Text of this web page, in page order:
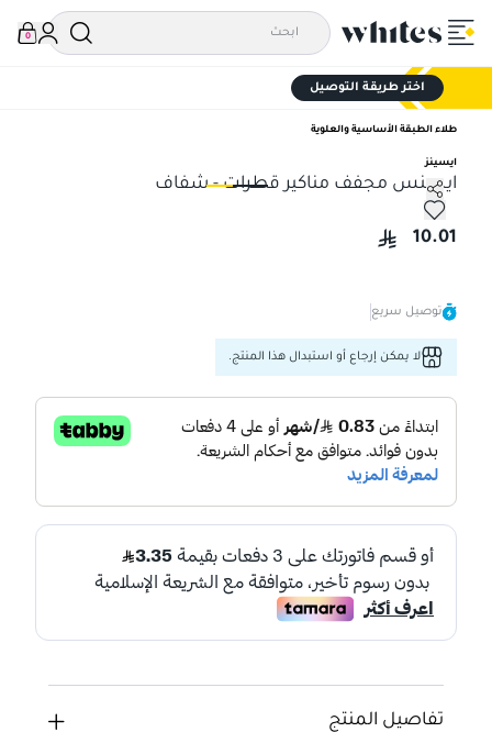
0
اختر طريقة التوصيل
طلاء الطبقة الأساسية والعلوية
ايسينز
ايسنس مجفف مناكير قطرات - شفاف
ايسنس مجفف مناكير قطرات - شفاف
10.01
توصيل سريع
لا يمكن إرجاع أو استبدال هذا المنتج.
تفاصيل المنتج